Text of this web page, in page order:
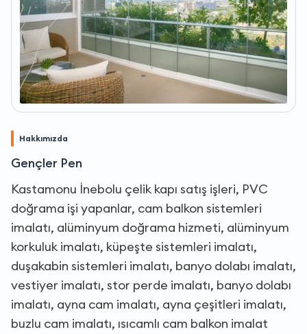
Hakkımızda
Gençler Pen
Kastamonu İnebolu çelik kapı satış işleri, PVC
doğrama işi yapanlar, cam balkon sistemleri
imalatı, alüminyum doğrama hizmeti, alüminyum
korkuluk imalatı, küpeşte sistemleri imalatı,
duşakabin sistemleri imalatı, banyo dolabı imalatı,
vestiyer imalatı, stor perde imalatı, banyo dolabı
imalatı, ayna cam imalatı, ayna çeşitleri imalatı,
buzlu cam imalatı, ısıcamlı cam balkon imalat